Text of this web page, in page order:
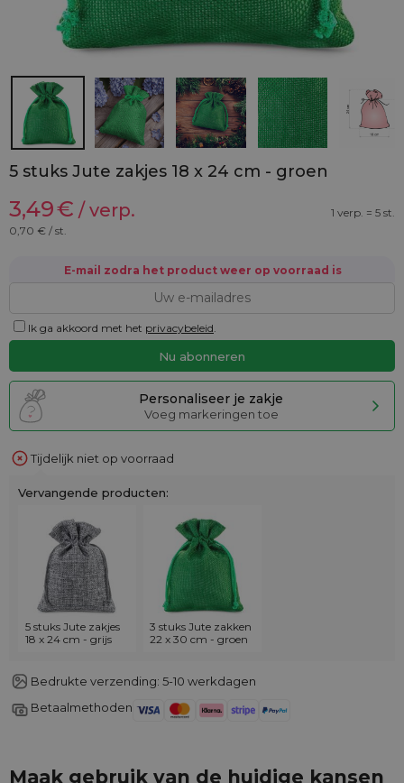
5 stuks Jute zakjes 18 x 24 cm - groen
3,49€ / verp.
1 verp. = 5 st.
0,70 € / st.
E-mail zodra het product weer op voorraad is
Ik ga akkoord met het privacybeleid.
Personaliseer je zakje
Voeg markeringen toe
Tijdelijk niet op voorraad
Vervangende producten:
5 stuks Jute zakjes
18 x 24 cm - grijs
3 stuks Jute zakken
22 x 30 cm - groen
Bedrukte verzending: 5-10 werkdagen
Betaalmethoden
Maak gebruik van de huidige kansen